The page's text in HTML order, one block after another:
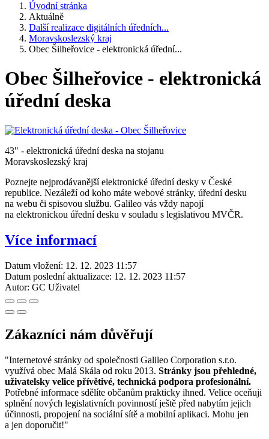
Úvodní stránka
Aktuálně
Další realizace digitálních úředních...
Moravskoslezský kraj
Obec Šilheřovice - elektronická úřední...
Obec Šilheřovice - elektronická
úřední deska
43" - elektronická úřední deska na stojanu
Moravskoslezský kraj
Poznejte nejprodávanější elektronické úřední desky v České
republice. Nezáleží od koho máte webové stránky, úřední desku
na webu či spisovou službu. Galileo vás vždy napojí
na elektronickou úřední desku v souladu s legislativou MVČR.
Více informací
Datum vložení: 12. 12. 2023 11:57
Datum poslední aktualizace: 12. 12. 2023 11:57
Autor: GC Uživatel
Zákazníci nám důvěřují
"Internetové stránky od společnosti Galileo Corporation s.r.o.
využívá obec Malá Skála od roku 2013. Stránky jsou přehledné,
uživatelsky velice přívětivé, technická podpora profesionální.
Potřebné informace sdělíte občanům prakticky ihned. Velice oceňuji
splnění nových legislativních povinností ještě před nabytím jejich
účinnosti, propojení na sociální sítě a mobilní aplikaci. Mohu jen
a jen doporučit!"